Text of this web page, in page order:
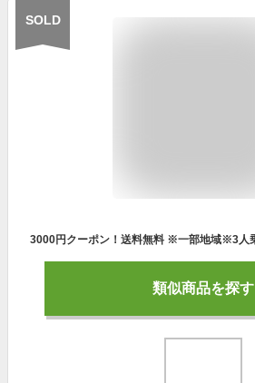
SOLD
類似商品を探す